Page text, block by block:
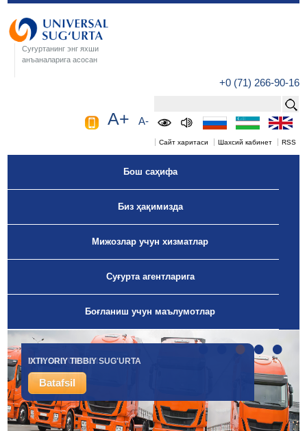
Суғуртанинг энг яхши
анъаналарига асосан
+0 (71) 266-90-16
A+ A-
Сайт харитаси Шахсий кабинет RSS
Бош саҳифа
Биз ҳақимизда
Мижозлар учун хизматлар
Суғурта агентларига
Боғланиш учун маълумотлар
IXTIYORIY TIBBIY SUG'URTA
Batafsil
YUK SUG'URTASI
Batafsil
•••••